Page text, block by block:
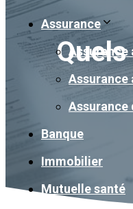
Assurance
Assurance
Assurance
Assurance
Banque
Immobilier
Mutuelle santé